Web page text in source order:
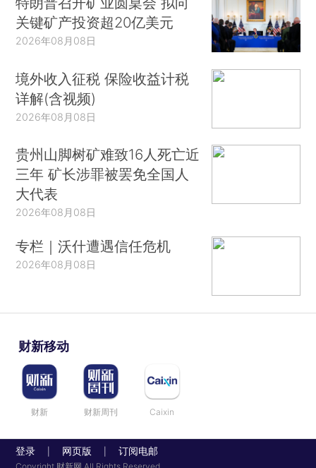
关键矿产投资超20亿美元
2026年08月08日
境外收入征税 保险收益计税
详解(含视频)
2026年08月08日
贵州山脚树矿难致16人死亡近
三年 矿长涉罪被罢免全国人
大代表
2026年08月08日
专栏｜沃什遭遇信任危机
2026年08月08日
财新移动
财新 财新周刊 Caixin
登录 网页版 订阅电邮